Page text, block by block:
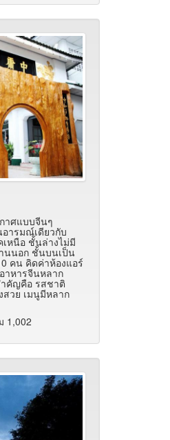
าศแบบจีนๆ
ารมณ์เดียวกับ
หนือ ชั้นล่างไม่มี
นนอก ชั้นบนเป็น
คน คิดค่าห้องแอร์
าหารจีนหลาก
คัญคือ รสชาติ
สวย เมนูมีหลาก
1,002